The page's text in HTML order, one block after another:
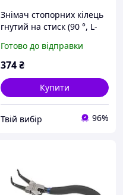
Знімач стопорних кілець
гнутий на стиск (90 °, L-
Готово до відправки
374₴
Купити
Твій вибір 96%